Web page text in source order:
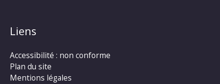
Liens
Accessibilité : non conforme
Plan du site
Mentions légales